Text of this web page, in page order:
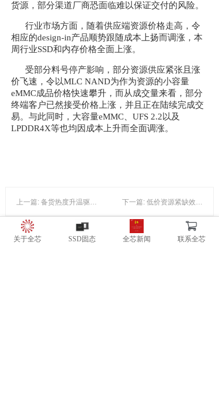
货源，部分渠道厂商恐面临难以保证交付的风险。
行业市场方面，随着供应端资源价格走高，令
相应的design-in产品顺势跟随成本上扬而调涨，本
周行业SSD和内存价格全面上涨。
受部分料号停产影响，部分资源供应紧张且涨
价飞速，令以MLC NAND为作为资源的小容量
eMMC成品价格快速攀升，而从成交量来看，部分
终端客户已然接受价格上涨，并且正在陆续完成交
易。与此同时，大容量eMMC、UFS 2.2以及
LPDDR4X等也均因成本上升而全面调涨。
上一篇: 备货热度升温驱动渠道存储价格再度走高，供应链承压下渠道厂商交货压力倍增 下一篇: 低价资源紧缺效应仍在发酵，渠道SSD价格再度续涨，需持续观望供应端态度！
关于全芯 SSD固态 全芯新闻 联系全芯